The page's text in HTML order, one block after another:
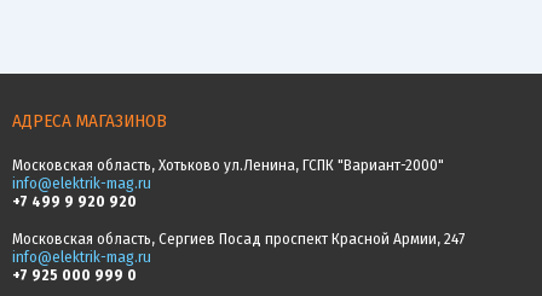
АДРЕСА МАГАЗИНОВ
Московская область, Хотьково ул.Ленина, ГСПК "Вариант-2000"
info@elektrik-mag.ru
+7 499 9 920 920
Московская область, Сергиев Посад проспект Красной Армии, 247
info@elektrik-mag.ru
+7 925 000 999 0